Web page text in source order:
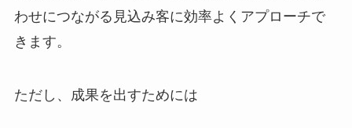
わせにつながる見込み客に効率よくアプローチで
きます。
ただし、成果を出すためには